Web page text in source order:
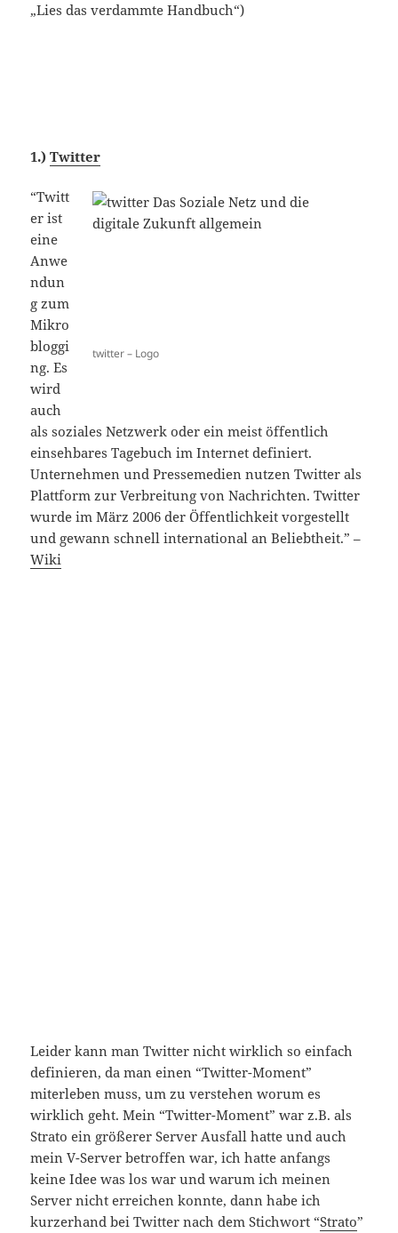
„Lies das verdammte Handbuch“)
1.)Twitter
twitter – Logo
“Twitt
er ist
eine
Anwe
ndun
g zum
Mikro
bloggi
ng. Es
wird
auch
als soziales Netzwerk oder ein meist öffentlich
einsehbares Tagebuch im Internet definiert.
Unternehmen und Pressemedien nutzen Twitter als
Plattform zur Verbreitung von Nachrichten. Twitter
wurde im März 2006 der Öffentlichkeit vorgestellt
und gewann schnell international an Beliebtheit.” –
Wiki
Leider kann man Twitter nicht wirklich so einfach
definieren, da man einen “Twitter-Moment”
miterleben muss, um zu verstehen worum es
wirklich geht. Mein “Twitter-Moment” war z.B. als
Strato ein größerer Server Ausfall hatte und auch
mein V-Server betroffen war, ich hatte anfangs
keine Idee was los war und warum ich meinen
Server nicht erreichen konnte, dann habe ich
kurzerhand bei Twitter nach dem Stichwort “Strato”